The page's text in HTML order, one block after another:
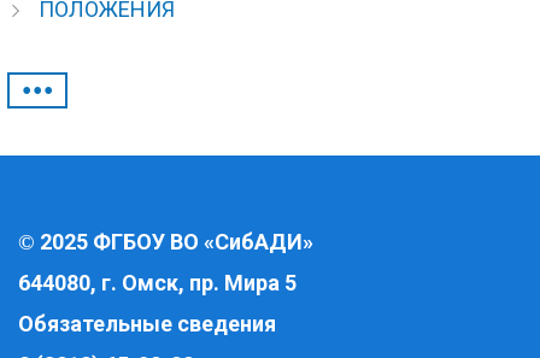
ПОЛОЖЕНИЯ
•••
© 2025 ФГБОУ ВО «СибАДИ»
644080, г. Омск, пр. Мира 5
Обязательные сведения